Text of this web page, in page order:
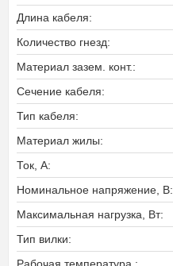
Длина кабеля:
Количество гнезд:
Материал зазем. конт.:
Сечение кабеля:
Тип кабеля:
Материал жилы:
Ток, А:
Номинальное напряжение, В:
Максимальная нагрузка, Вт:
Тип вилки: